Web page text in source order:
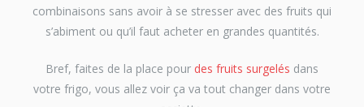
combinaisons sans avoir à se stresser avec des fruits qui
s’abiment ou qu’il faut acheter en grandes quantités.
Bref, faites de la place pour des fruits surgelés dans
votre frigo, vous allez voir ça va tout changer dans votre